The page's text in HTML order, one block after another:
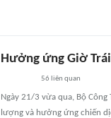
Hưởng ứng Giờ
56 liên quan
Ngày 21/3 vừa qua, Bộ
lượng và hưởng ứng chiến